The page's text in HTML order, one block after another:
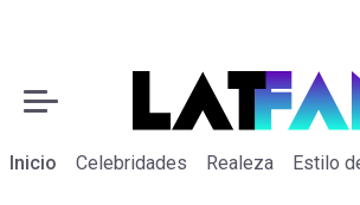
Inicio Celebridades Realeza Estilo